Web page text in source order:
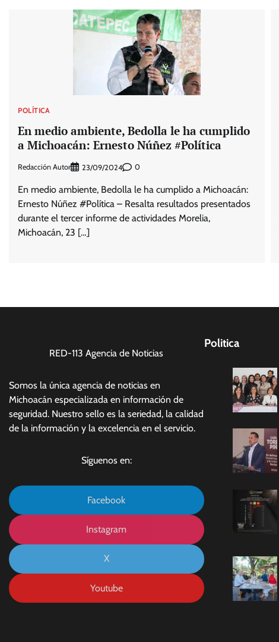
POLÍTICA
En medio ambiente, Bedolla le ha cumplido
a Michoacán: Ernesto Núñez #Política
Redacción Autor 23/09/2024 0
En medio ambiente, Bedolla le ha cumplido a Michoacán:
Ernesto Núñez #Política – Resalta resultados presentados
durante el tercer informe de actividades Morelia,
Michoacán, 23 […]
RED-113 Agencia de Noticias
Somos la única agencia de noticias en
Michoacán especializada en información de
seguridad. Nuestro sello es la seriedad, la calidad
de la información y la excelencia en el servicio.
Síguenos en:
Facebook
Instagram
X
Youtube
Politica